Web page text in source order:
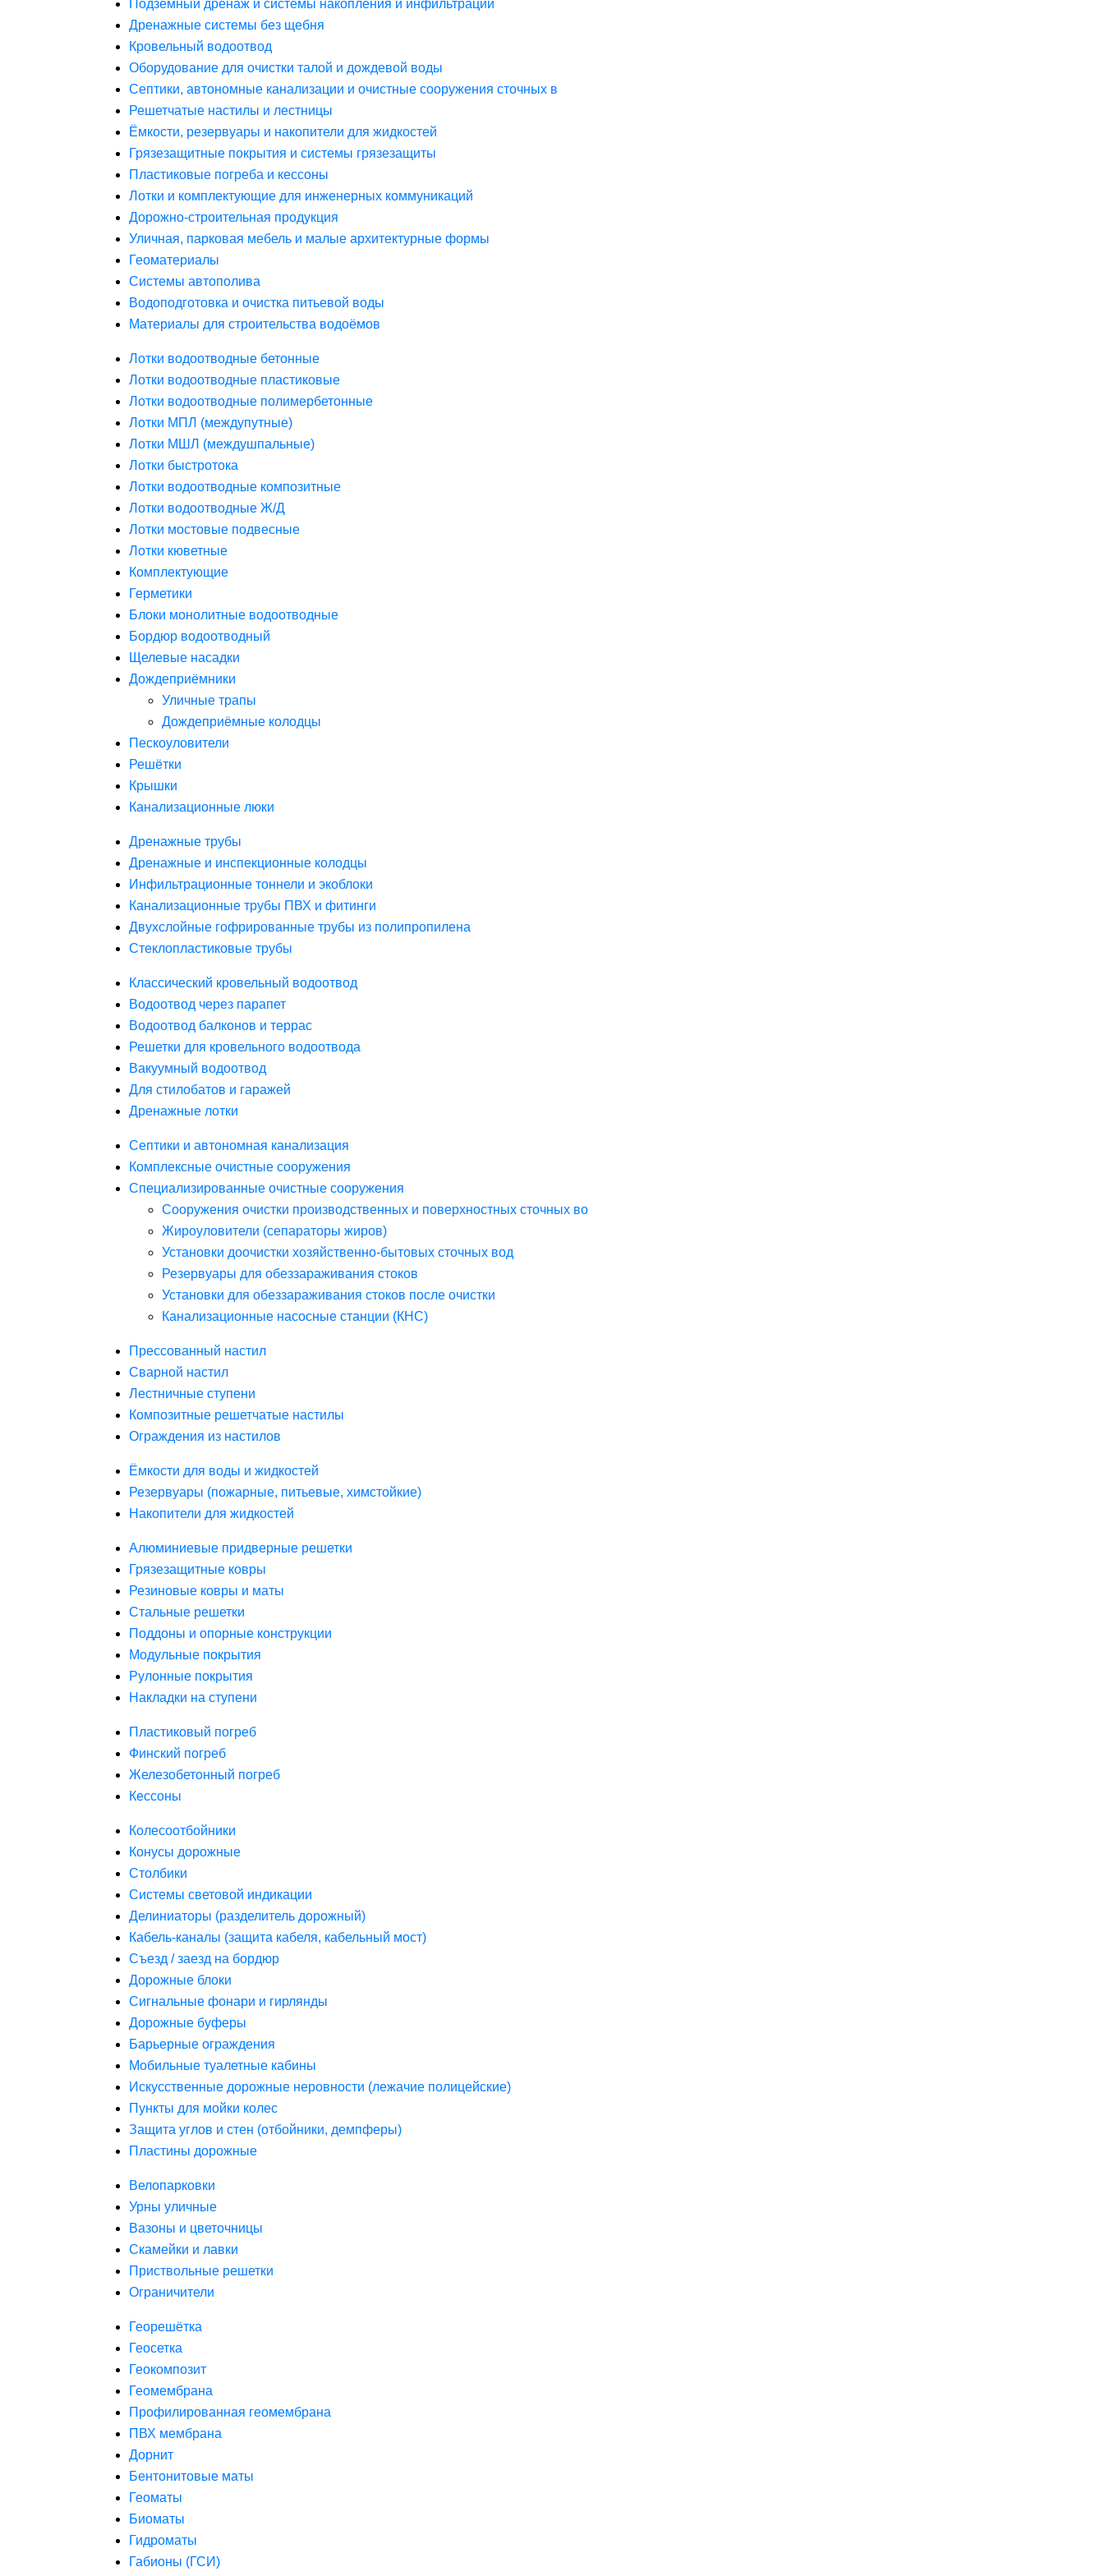
Подземный дренаж и системы накопления и инфильтрации
Дренажные системы без щебня
Кровельный водоотвод
Оборудование для очистки талой и дождевой воды
Септики, автономные канализации и очистные сооружения сточных в
Решетчатые настилы и лестницы
Ёмкости, резервуары и накопители для жидкостей
Грязезащитные покрытия и системы грязезащиты
Пластиковые погреба и кессоны
Лотки и комплектующие для инженерных коммуникаций
Дорожно-строительная продукция
Уличная, парковая мебель и малые архитектурные формы
Геоматериалы
Системы автополива
Водоподготовка и очистка питьевой воды
Материалы для строительства водоёмов
Лотки водоотводные бетонные
Лотки водоотводные пластиковые
Лотки водоотводные полимербетонные
Лотки МПЛ (междупутные)
Лотки МШЛ (междушпальные)
Лотки быстротока
Лотки водоотводные композитные
Лотки водоотводные Ж/Д
Лотки мостовые подвесные
Лотки кюветные
Комплектующие
Герметики
Блоки монолитные водоотводные
Бордюр водоотводный
Щелевые насадки
Дождеприёмники
Уличные трапы
Дождеприёмные колодцы
Пескоуловители
Решётки
Крышки
Канализационные люки
Дренажные трубы
Дренажные и инспекционные колодцы
Инфильтрационные тоннели и экоблоки
Канализационные трубы ПВХ и фитинги
Двухслойные гофрированные трубы из полипропилена
Стеклопластиковые трубы
Классический кровельный водоотвод
Водоотвод через парапет
Водоотвод балконов и террас
Решетки для кровельного водоотвода
Вакуумный водоотвод
Для стилобатов и гаражей
Дренажные лотки
Септики и автономная канализация
Комплексные очистные сооружения
Специализированные очистные сооружения
Сооружения очистки производственных и поверхностных сточных во
Жироуловители (сепараторы жиров)
Установки доочистки хозяйственно-бытовых сточных вод
Резервуары для обеззараживания стоков
Установки для обеззараживания стоков после очистки
Канализационные насосные станции (КНС)
Прессованный настил
Сварной настил
Лестничные ступени
Композитные решетчатые настилы
Ограждения из настилов
Ёмкости для воды и жидкостей
Резервуары (пожарные, питьевые, химстойкие)
Накопители для жидкостей
Алюминиевые придверные решетки
Грязезащитные ковры
Резиновые ковры и маты
Стальные решетки
Поддоны и опорные конструкции
Модульные покрытия
Рулонные покрытия
Накладки на ступени
Пластиковый погреб
Финский погреб
Железобетонный погреб
Кессоны
Колесоотбойники
Конусы дорожные
Столбики
Системы световой индикации
Делиниаторы (разделитель дорожный)
Кабель-каналы (защита кабеля, кабельный мост)
Съезд / заезд на бордюр
Дорожные блоки
Сигнальные фонари и гирлянды
Дорожные буферы
Барьерные ограждения
Мобильные туалетные кабины
Искусственные дорожные неровности (лежачие полицейские)
Пункты для мойки колес
Защита углов и стен (отбойники, демпферы)
Пластины дорожные
Велопарковки
Урны уличные
Вазоны и цветочницы
Скамейки и лавки
Приствольные решетки
Ограничители
Георешётка
Геосетка
Геокомпозит
Геомембрана
Профилированная геомембрана
ПВХ мембрана
Дорнит
Бентонитовые маты
Геоматы
Биоматы
Гидроматы
Габионы (ГСИ)